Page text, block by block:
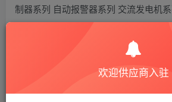
制器系列 自动报警器系列 交流发电机系
THE END
广东
欢迎供应商入驻